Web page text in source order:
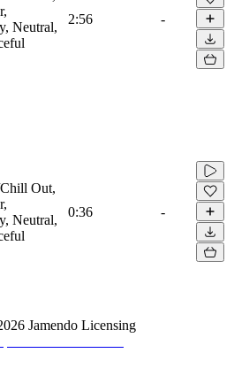
Neutral,
2:56 -
Out,
Neutral,
0:36 -
Jamendo Licensing